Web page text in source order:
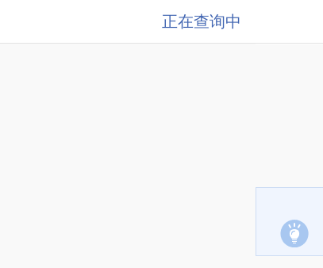
正在查询中